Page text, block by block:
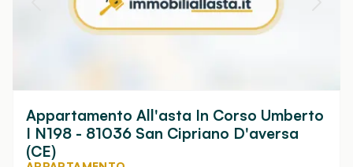
Appartamento All'asta In Corso Umberto
I N198 - 81036 San Cipriano D'aversa
(CE)